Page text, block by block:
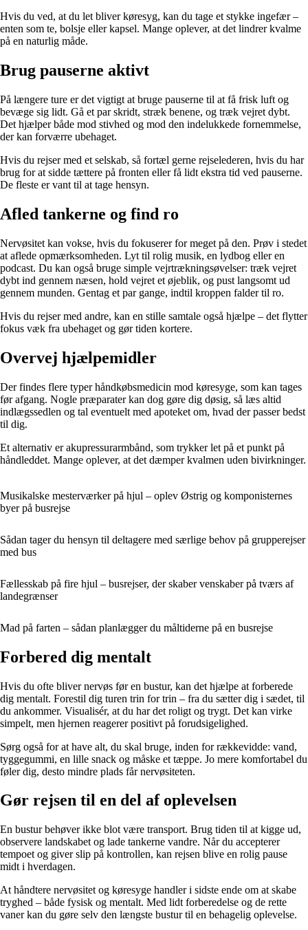
Hvis du ved, at du let bliver køresyg, kan du tage et stykke ingefær –
enten som te, bolsje eller kapsel. Mange oplever, at det lindrer kvalme
på en naturlig måde.
Brug pauserne aktivt
På længere ture er det vigtigt at bruge pauserne til at få frisk luft og
bevæge sig lidt. Gå et par skridt, stræk benene, og træk vejret dybt.
Det hjælper både mod stivhed og mod den indelukkede fornemmelse,
der kan forværre ubehaget.
Hvis du rejser med et selskab, så fortæl gerne rejselederen, hvis du har
brug for at sidde tættere på fronten eller få lidt ekstra tid ved pauserne.
De fleste er vant til at tage hensyn.
Afled tankerne og find ro
Nervøsitet kan vokse, hvis du fokuserer for meget på den. Prøv i stedet
at aflede opmærksomheden. Lyt til rolig musik, en lydbog eller en
podcast. Du kan også bruge simple vejrtrækningsøvelser: træk vejret
dybt ind gennem næsen, hold vejret et øjeblik, og pust langsomt ud
gennem munden. Gentag et par gange, indtil kroppen falder til ro.
Hvis du rejser med andre, kan en stille samtale også hjælpe – det flytter
fokus væk fra ubehaget og gør tiden kortere.
Overvej hjælpemidler
Der findes flere typer håndkøbsmedicin mod køresyge, som kan tages
før afgang. Nogle præparater kan dog gøre dig døsig, så læs altid
indlægssedlen og tal eventuelt med apoteket om, hvad der passer bedst
til dig.
Et alternativ er akupressurarmbånd, som trykker let på et punkt på
håndleddet. Mange oplever, at det dæmper kvalmen uden bivirkninger.
Musikalske mesterværker på hjul – oplev Østrig og komponisternes
byer på busrejse
Sådan tager du hensyn til deltagere med særlige behov på grupperejser
med bus
Fællesskab på fire hjul – busrejser, der skaber venskaber på tværs af
landegrænser
Mad på farten – sådan planlægger du måltiderne på en busrejse
Forbered dig mentalt
Hvis du ofte bliver nervøs før en bustur, kan det hjælpe at forberede
dig mentalt. Forestil dig turen trin for trin – fra du sætter dig i sædet, til
du ankommer. Visualisér, at du har det roligt og trygt. Det kan virke
simpelt, men hjernen reagerer positivt på forudsigelighed.
Sørg også for at have alt, du skal bruge, inden for rækkevidde: vand,
tyggegummi, en lille snack og måske et tæppe. Jo mere komfortabel du
føler dig, desto mindre plads får nervøsiteten.
Gør rejsen til en del af oplevelsen
En bustur behøver ikke blot være transport. Brug tiden til at kigge ud,
observere landskabet og lade tankerne vandre. Når du accepterer
tempoet og giver slip på kontrollen, kan rejsen blive en rolig pause
midt i hverdagen.
At håndtere nervøsitet og køresyge handler i sidste ende om at skabe
tryghed – både fysisk og mentalt. Med lidt forberedelse og de rette
vaner kan du gøre selv den længste bustur til en behagelig oplevelse.